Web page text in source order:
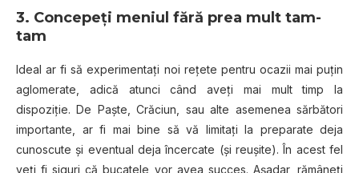
3. Concepeţi meniul fără prea mult tam-
tam
Ideal ar fi să experimentaţi noi reţete pentru ocazii mai puţin
aglomerate, adică atunci când aveţi mai mult timp la
dispoziţie. De Paşte, Crăciun, sau alte asemenea sărbători
importante, ar fi mai bine să vă limitaţi la preparate deja
cunoscute şi eventual deja încercate (şi reuşite). În acest fel
veţi fi siguri că bucatele vor avea succes. Aşadar, rămâneţi